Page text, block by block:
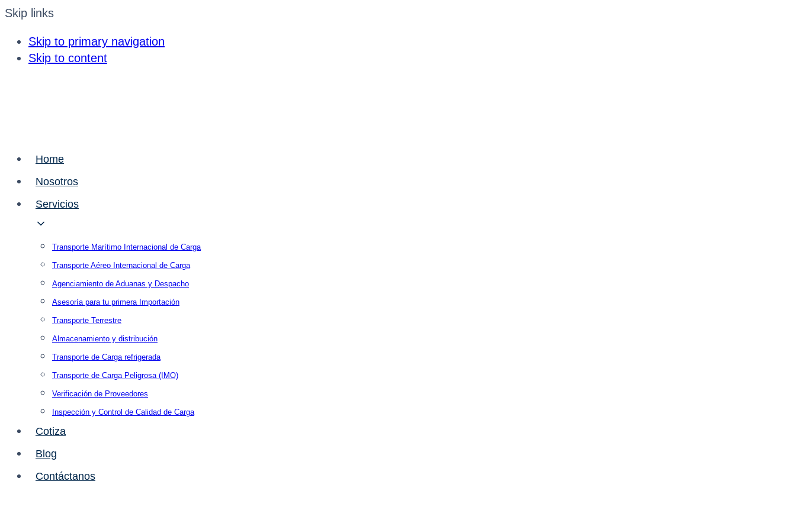
Skip links
Skip to primary navigation
Skip to content
Home
Nosotros
Servicios
Transporte Marítimo Internacional de Carga
Transporte Aéreo Internacional de Carga
Agenciamiento de Aduanas y Despacho
Asesoría para tu primera Importación
Transporte Terrestre
Almacenamiento y distribución
Transporte de Carga refrigerada
Transporte de Carga Peligrosa (IMO)
Verificación de Proveedores
Inspección y Control de Calidad de Carga
Cotiza
Blog
Contáctanos